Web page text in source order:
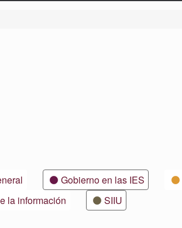
Gobierno en las IES
la información
SIIU